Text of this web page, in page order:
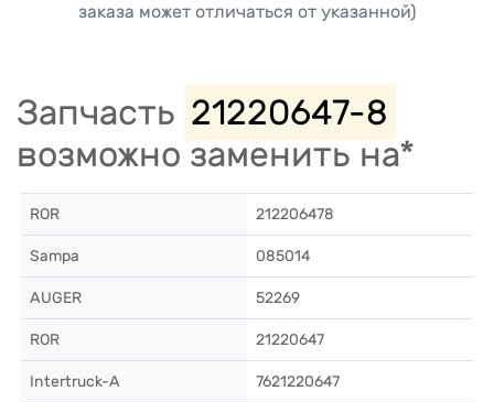
заказа может отличаться от указанной)
Запчасть 21220647-8
возможно заменить на*
ROR 212206478
Sampa 085014
AUGER 52269
ROR 21220647
Intertruck-A 7621220647